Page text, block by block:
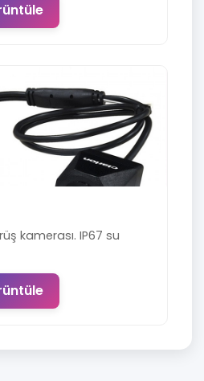
kamerası. IP67 su